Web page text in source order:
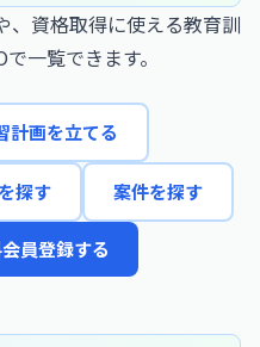
、資格取得に使える教育訓
一覧できます。
計画を立てる
探す 案件を探す
員登録する